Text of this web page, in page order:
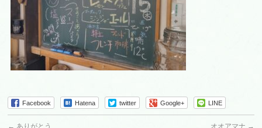
Facebook Hatena twitter Google+ LINE
← ありがとう オオアマナ →